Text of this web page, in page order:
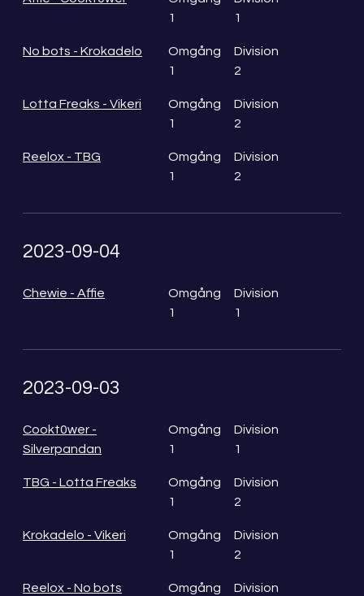
1
1
No bots - Krokadelo
Omgång
1
Division
2
Lotta Freaks - Vikeri
Omgång
1
Division
2
Reelox - TBG
Omgång
1
Division
2
2023-09-04
Chewie - Affie
Omgång
1
Division
1
2023-09-03
Cookt0wer -
Silverpandan
Omgång
1
Division
1
TBG - Lotta Freaks
Omgång
1
Division
2
Krokadelo - Vikeri
Omgång
1
Division
2
Reelox - No bots
Omgång
Division